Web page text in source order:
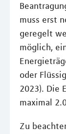
muss erst
geregelt
möglich,
oder
2023). Die
maximal
Zu